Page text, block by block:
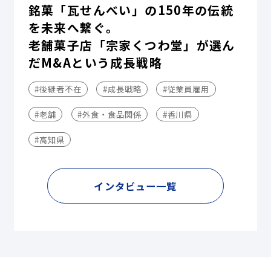
銘菓「瓦せんべい」の150年の伝統
を未来へ繋ぐ。
老舗菓子店「宗家くつわ堂」が選ん
だM&Aという成長戦略
#後継者不在 #成長戦略 #従業員雇用
#老舗 #外食・食品関係 #香川県
#高知県
インタビュー一覧